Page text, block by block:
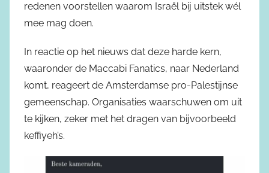
redenen voorstellen waarom Israël bij uitstek wél
mee mag doen.
In reactie op het nieuws dat deze harde kern,
waaronder de Maccabi Fanatics, naar Nederland
komt, reageert de Amsterdamse pro-Palestijnse
gemeenschap. Organisaties waarschuwen om uit
te kijken, zeker met het dragen van bijvoorbeeld
keffiyeh’s.